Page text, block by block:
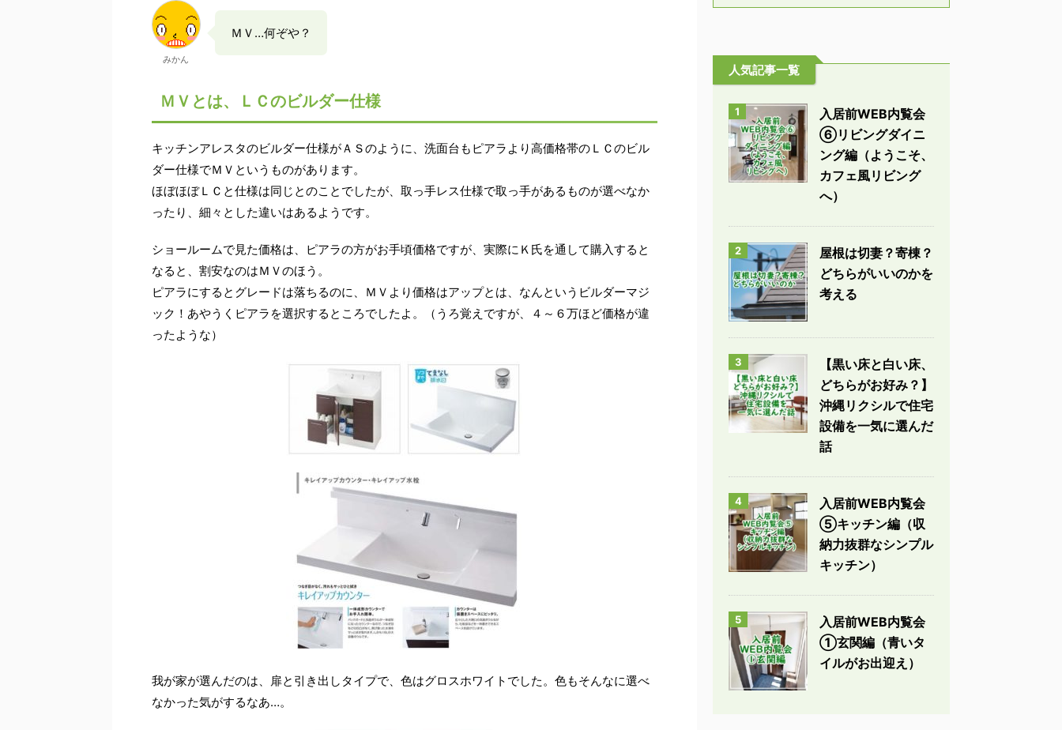
みかん
ＭＶ…何ぞや？
ＭＶとは、ＬＣのビルダー仕様
キッチンアレスタのビルダー仕様がＡＳのように、洗面台もピアラより高価格帯のＬＣのビル
ダー仕様でＭＶというものがあります。
ほぼほぼＬＣと仕様は同じとのことでしたが、取っ手レス仕様で取っ手があるものが選べなか
ったり、細々とした違いはあるようです。
ショールームで見た価格は、ピアラの方がお手頃価格ですが、実際にＫ氏を通して購入すると
なると、割安なのはＭＶのほう。
ピアラにするとグレードは落ちるのに、ＭＶより価格はアップとは、なんというビルダーマジ
ック！あやうくピアラを選択するところでしたよ。（うろ覚えですが、４～６万ほど価格が違
ったような）
我が家が選んだのは、扉と引き出しタイプで、色はグロスホワイトでした。色もそんなに選べ
なかった気がするなあ…。
人気記事一覧
1
入居前WEB内覧会
⑥リビングダイニ
ング編（ようこそ、
カフェ風リビング
へ）
2
屋根は切妻？寄棟？
どちらがいいのかを
考える
3
【黒い床と白い床、
どちらがお好み？】
沖縄リクシルで住宅
設備を一気に選んだ
話
4
入居前WEB内覧会
⑤キッチン編（収
納力抜群なシンプル
キッチン）
5
入居前WEB内覧会
①玄関編（青いタ
イルがお出迎え）